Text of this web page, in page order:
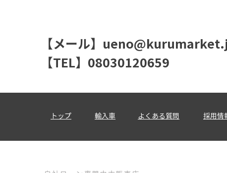
【メール】
【TEL】08030120659
トップ ​よくある質問
輸入車 採用情